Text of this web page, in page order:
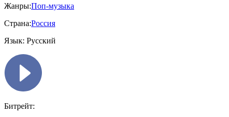
Жанры:Поп-музыка
Страна:Россия
Язык: Русский
Битрейт: